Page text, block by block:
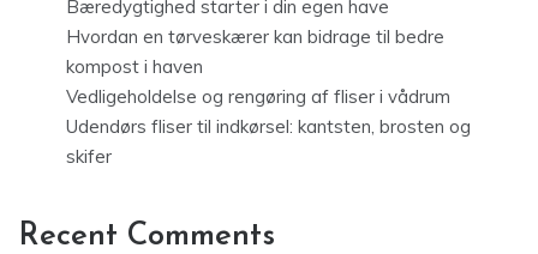
Bæredygtighed starter i din egen have
Hvordan en tørveskærer kan bidrage til bedre
kompost i haven
Vedligeholdelse og rengøring af fliser i vådrum
Udendørs fliser til indkørsel: kantsten, brosten og
skifer
Recent Comments